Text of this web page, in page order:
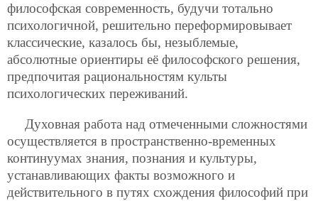
философская современность, будучи тотально
психологичной, решительно переформировывает
классические, казалось бы, незыблемые,
абсолютные ориентиры её философского решения,
предпочитая рациональностям культы
психологических переживаний.
Духовная работа над отмеченными сложностями
осуществляется в пространственно-временных
континуумах знания, познания и культуры,
устанавливающих факты возможного и
действительного в путях схождения философий при